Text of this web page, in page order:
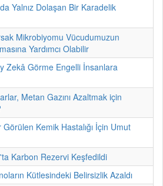
Yalnız Dolaşan Bir Karadelik
Mikrobiyomu Vücudumuzun
Yardımcı Olabilir
Zekâ Görme Engelli İnsanlara
Metan Gazını Azaltmak için
Kemik Hastalığı İçin Umut
Karbon Rezervi Keşfedildi
Kütlesindeki Belirsizlik Azaldı